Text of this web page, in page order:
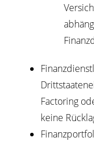
Factoring
keine